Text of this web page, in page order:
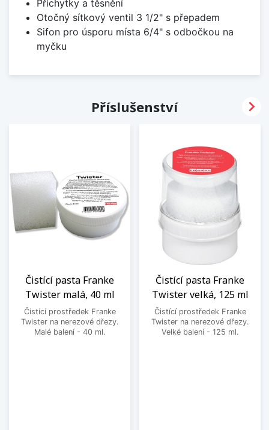
Příchytky a těsnění
Otočný sítkový ventil 3 1/2" s přepadem
Sifon pro úsporu místa 6/4" s odbočkou na
myčku
Příslušenství
Čistící pasta Franke
Twister malá, 40 ml
Čistící prostředek Franke
Twister na nerezové dřezy.
Malé balení - 40 ml.
Čistící pasta Franke
Twister velká, 125 ml
Čistící prostředek Franke
Twister na nerezové dřezy.
Velké balení - 125 ml.
